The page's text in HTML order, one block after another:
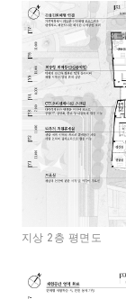
지상 2층 평면도